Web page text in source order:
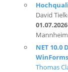
Mannheim
NET 10.0
Thomas
Mannheim